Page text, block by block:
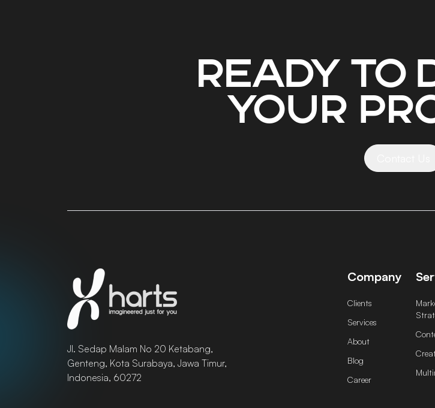
Ready to
your
Jl. Sedap Malam No 20 Ketabang,
Genteng, Kota Surabaya, Jawa Timur,
Indonesia, 60272
Company
Clients
Services
About
Blog
Career